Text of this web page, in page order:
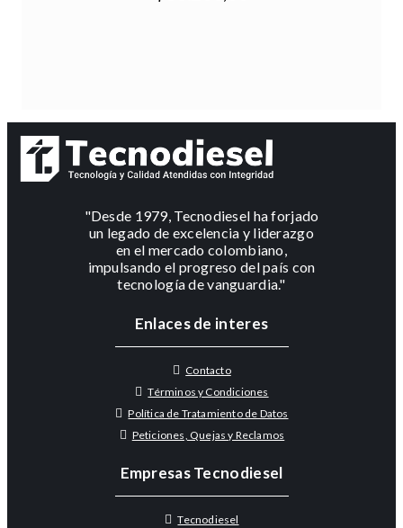
"Desde 1979, Tecnodiesel ha forjado
un legado de excelencia y liderazgo
en el mercado colombiano,
impulsando el progreso del país con
tecnología de vanguardia."
Enlaces de interes
Contacto
Términos y Condiciones
Política de Tratamiento de Datos
Peticiones, Quejas y Reclamos
Empresas Tecnodiesel
Tecnodiesel